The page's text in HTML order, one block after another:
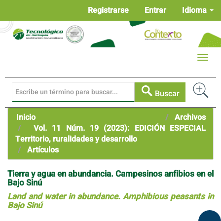
Contenido
principal
Idioma
Registrarse Entrar
Buscar
Toggle
Inicio
Archivos
Vol. 11 Núm. 19 (2023): EDICIÓN ESPECIAL
Territorio, ruralidades y desarrollo
Artículos
Tierra y agua en abundancia. Campesinos anfibios en el
Bajo Sinú
Land and water in abundance. Amphibious peasants in
Bajo Sinú